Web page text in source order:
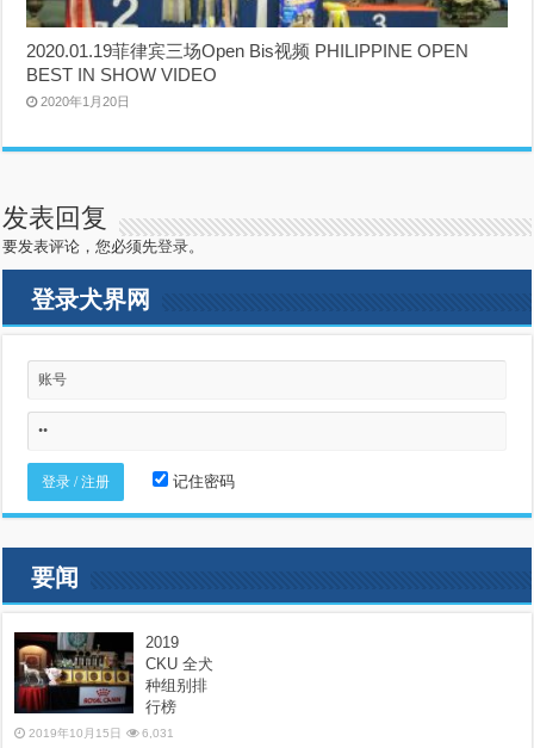
2020.01.19菲律宾三场Open Bis视频 PHILIPPINE OPEN
BEST IN SHOW VIDEO
2020年1月20日
发表回复
要发表评论，您必须先登录。
登录犬界网
记住密码
要闻
2019
CKU 全犬
种组别排
行榜
2019年10月15日 6,031